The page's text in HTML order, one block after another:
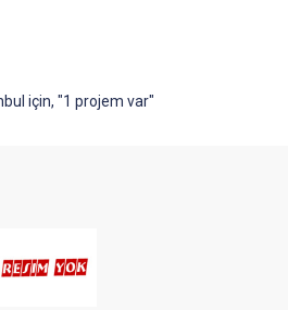
için, "1 projem var"